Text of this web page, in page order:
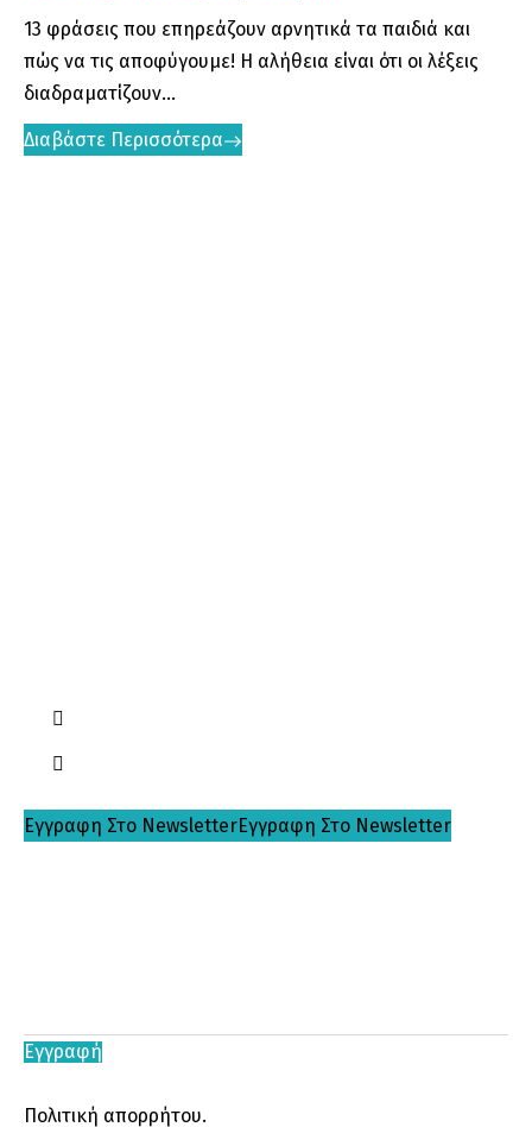
13 φράσεις που επηρεάζουν αρνητικά τα παιδιά και
πώς να τις αποφύγουμε! H αλήθεια είναι ότι οι λέξεις
διαδραματίζουν...
Διαβάστε Περισσότερα
Εγγραφη Στο NewsletterΕγγραφη Στο Newsletter
Εγγραφή
Πολιτική απορρήτου.